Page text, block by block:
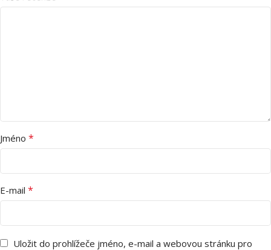
Jméno *
E-mail *
Uložit do prohlížeče jméno, e-mail a webovou stránku pro